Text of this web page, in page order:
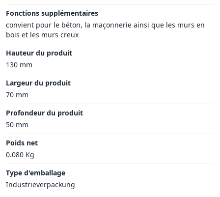
Fonctions supplémentaires
convient pour le béton, la maçonnerie ainsi que les murs en
bois et les murs creux
Hauteur du produit
130 mm
Largeur du produit
70 mm
Profondeur du produit
50 mm
Poids net
0.080 Kg
Type d'emballage
Industrieverpackung